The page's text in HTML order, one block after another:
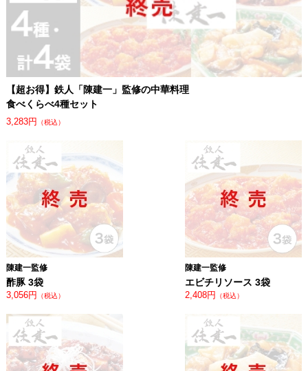
【超お得】鉄人「陳建一」監修の中華料理
食べくらべ4種セット
3,283円 （税込）
陳建一監修
酢豚 3袋
3,056円 （税込）
陳建一監修
エビチリソース 3袋
2,408円 （税込）